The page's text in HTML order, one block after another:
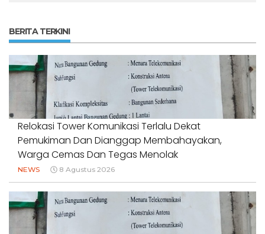
BERITA TERKINI
Relokasi Tower Komunikasi Terlalu Dekat
Pemukiman Dan Dianggap Membahayakan,
Warga Cemas Dan Tegas Menolak
NEWS 8 Agustus 2026